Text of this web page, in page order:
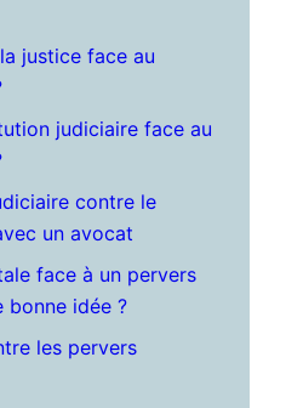
justice face au
judiciaire face au
contre le
un avocat
face à un pervers
bonne idée ?
les pervers